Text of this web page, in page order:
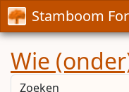
Stamboom
Wie